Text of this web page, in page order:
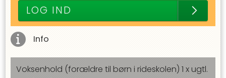
LOG IND
Info
Voksenhold (forældre til børn i rideskolen) 1 x ugtl.